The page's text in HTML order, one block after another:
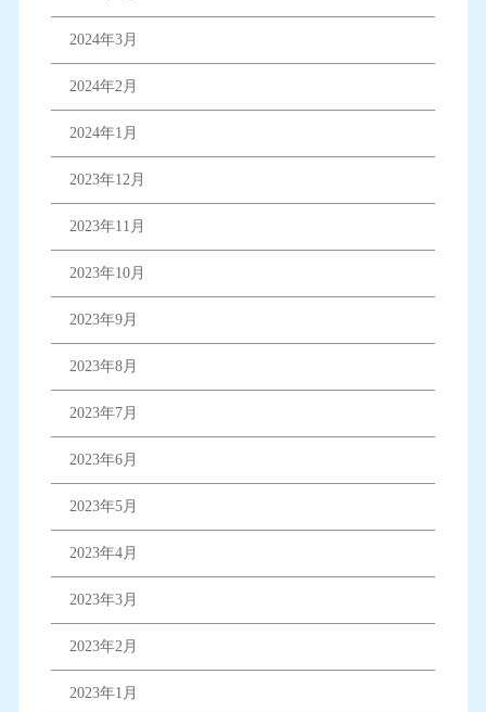
2024年3月
2024年2月
2024年1月
2023年12月
2023年11月
2023年10月
2023年9月
2023年8月
2023年7月
2023年6月
2023年5月
2023年4月
2023年3月
2023年2月
2023年1月